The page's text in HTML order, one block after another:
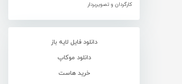
کارگردان و تصویربردار
دانلود فایل لایه باز
دانلود موکاپ
خرید هاست